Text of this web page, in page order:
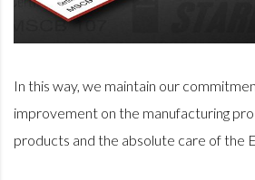
In this way, we maintain our
improvement on the manufacturing
products and the absolute care of the